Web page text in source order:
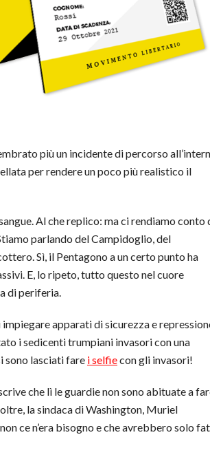
più un incidente di percorso
per rendere un poco più realistico il
Al che replico: ma ci rendiamo conto
parlando del Campidoglio, del
Sì, il Pentagono a un certo punto ha
E, lo ripeto, tutto questo nel cuore
di periferia.
impiegare apparati di sicurezza e
i sedicenti trumpiani invasori con una
sono lasciati fare i selfiecon gli invasori!
che lì le guardie non sono abituate a
la sindaca di Washington, Muriel
ce n’era bisogno e che avrebbero solo